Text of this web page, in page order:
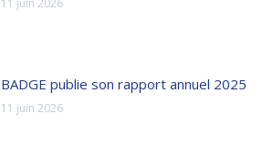
11 juin 2026
BADGE publie son rapport annuel 2025
11 juin 2026